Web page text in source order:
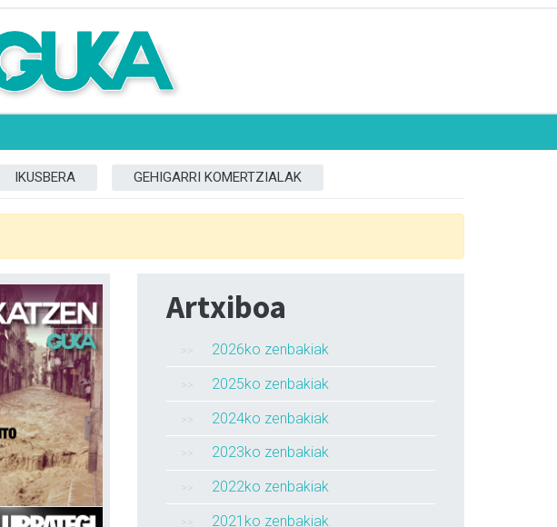
IKUSBERA GEHIGARRI KOMERTZIALAK
Artxiboa
2026ko zenbakiak
2025ko zenbakiak
2024ko zenbakiak
2023ko zenbakiak
2022ko zenbakiak
2021ko zenbakiak